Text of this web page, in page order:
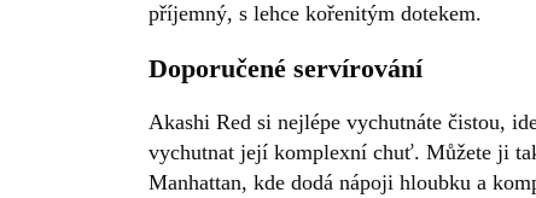
příjemný, s lehce kořenitým dotekem.
Doporučené servírování
Akashi Red si nejlépe vychutnáte čistou,
vychutnat její komplexní chuť. Můžete ji
Manhattan, kde dodá nápoji hloubku a